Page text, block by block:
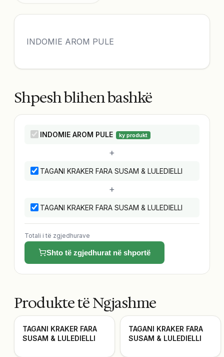
INDOMIE AROM PULE
Shpesh blihen bashkë
INDOMIE AROM PULE ky produkt
+
TAGANI KRAKER FARA SUSAM & LULEDIELLI
+
TAGANI KRAKER FARA SUSAM & LULEDIELLI
Totali i të zgjedhurave
Shto të zgjedhurat në shportë
Produkte të Ngjashme
TAGANI KRAKER FARA
SUSAM & LULEDIELLI
TAGANI KRAKER FARA
SUSAM & LULEDIELLI